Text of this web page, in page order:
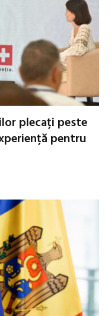
plecați peste
pentru